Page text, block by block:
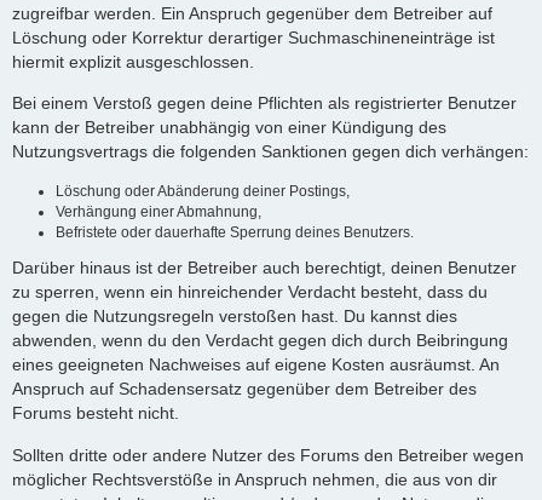
zugreifbar werden. Ein Anspruch gegenüber dem Betreiber auf
Löschung oder Korrektur derartiger Suchmaschineneinträge ist
hiermit explizit ausgeschlossen.
Bei einem Verstoß gegen deine Pflichten als registrierter Benutzer
kann der Betreiber unabhängig von einer Kündigung des
Nutzungsvertrags die folgenden Sanktionen gegen dich verhängen:
Löschung oder Abänderung deiner Postings,
Verhängung einer Abmahnung,
Befristete oder dauerhafte Sperrung deines Benutzers.
Darüber hinaus ist der Betreiber auch berechtigt, deinen Benutzer
zu sperren, wenn ein hinreichender Verdacht besteht, dass du
gegen die Nutzungsregeln verstoßen hast. Du kannst dies
abwenden, wenn du den Verdacht gegen dich durch Beibringung
eines geeigneten Nachweises auf eigene Kosten ausräumst. An
Anspruch auf Schadensersatz gegenüber dem Betreiber des
Forums besteht nicht.
Sollten dritte oder andere Nutzer des Forums den Betreiber wegen
möglicher Rechtsverstöße in Anspruch nehmen, die aus von dir